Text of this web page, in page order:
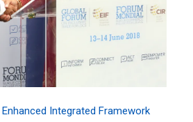
Enhanced Integrated Framework